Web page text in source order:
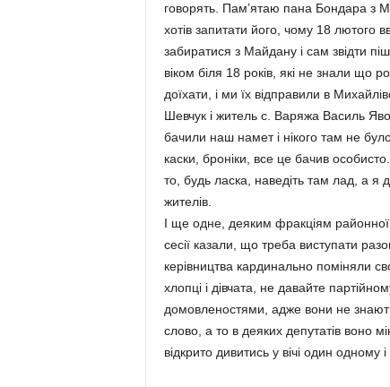
говорять. Пам’ятаю пана Бондара з
хотів запитати його, чому 18 лютого
забиратися з Майдану і сам звідти
віком біля 18 років, які не знали що
доїхати, і ми їх відправили в
Шевчук і житель с. Варяжа Василь
бачили наш намет і нікого там не
каски, броніки, все це бачив
то, будь ласка, наведіть там лад, а
жителів.
І ще одне, деяким фракціям
сесії казали, що треба виступати
керівництва кардинально поміняли
хлопці і дівчата, не давайте
домовленостями, адже вони не
слово, а то в деяких депутатів воно
відкрито дивитись у вічі один одному